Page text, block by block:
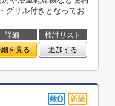
グリル付きとなってお
詳細
検討リスト
を見る 追加する